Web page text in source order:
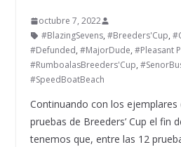
octubre 7, 2022
#BlazingSevens, #Breeders'Cup,
#Defunded, #MajorDude, #Pleasant
#RumboalasBreeders'Cup,
#SpeedBoatBeach
Continuando con los
pruebas de Breeders’ Cup el fin
tenemos que, entre las 12